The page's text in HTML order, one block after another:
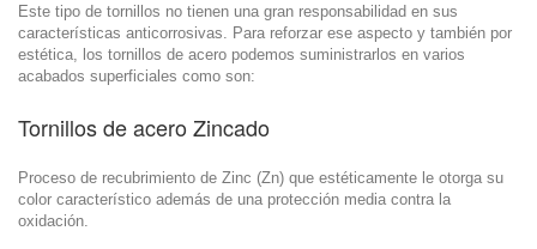
Este tipo de tornillos no tienen una gran responsabilidad en sus
características anticorrosivas. Para reforzar ese aspecto y también por
estética, los tornillos de acero podemos suministrarlos en varios
acabados superficiales como son:
Tornillos de acero Zincado
Proceso de recubrimiento de Zinc (Zn) que estéticamente le otorga su
color característico además de una protección media contra la
oxidación.